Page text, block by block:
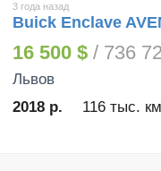
3 года назад
Buick Enclave
16 500 $ / 736
Львов
2018 р.
116 тыс. км